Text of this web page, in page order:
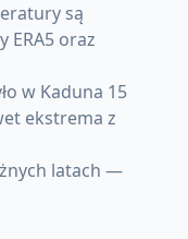
są
oraz
w Kaduna 15
ekstrema z
latach —